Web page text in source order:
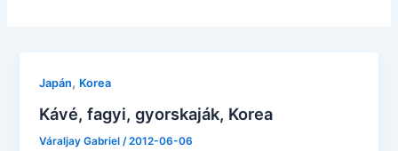
Japán, Korea
Kávé, fagyi, gyorskaják, Korea
Váraljay Gabriel /2012-06-06